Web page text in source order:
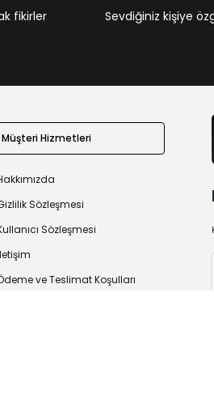
fikirler Sevdiğiniz kişiye
Müşteri Hizmetleri
Sözleşmesi
Sözleşmesi
ve Teslimat Koşulları